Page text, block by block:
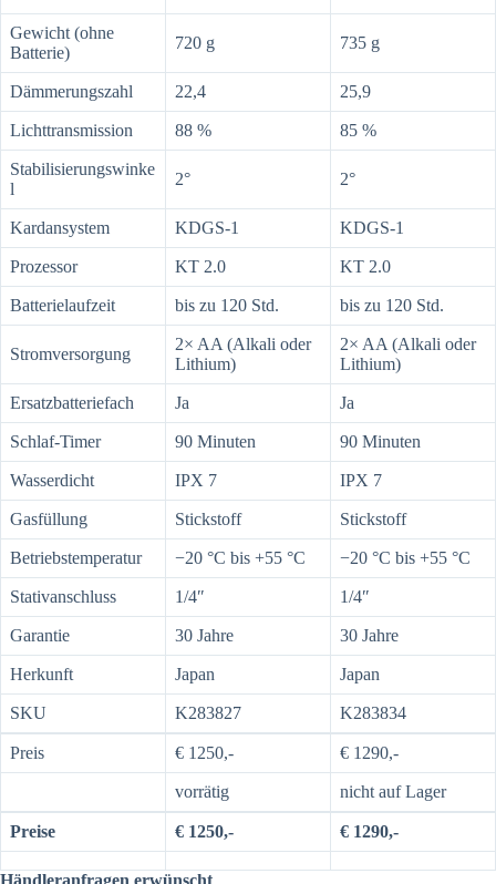
Gewicht (ohne
Batterie)
720 g 735 g
Dämmerungszahl 22,4 25,9
Lichttransmission 88 % 85 %
Stabilisierungswinke
l
2° 2°
Kardansystem KDGS-1 KDGS-1
Prozessor KT 2.0 KT 2.0
Batterielaufzeit bis zu 120 Std. bis zu 120 Std.
Stromversorgung
2× AA (Alkali oder
Lithium)
2× AA (Alkali oder
Lithium)
Ersatzbatteriefach Ja Ja
Schlaf-Timer 90 Minuten 90 Minuten
Wasserdicht IPX 7 IPX 7
Gasfüllung Stickstoff Stickstoff
Betriebstemperatur −20 °C bis +55 °C −20 °C bis +55 °C
Stativanschluss 1/4″ 1/4″
Garantie 30 Jahre 30 Jahre
Herkunft Japan Japan
SKU K283827 K283834
Preis € 1250,- € 1290,-
vorrätig nicht auf Lager
Preise € 1250,- € 1290,-
Händleranfragen erwünscht